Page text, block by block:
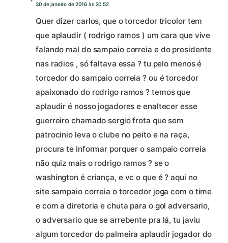
30 de janeiro de 2016 às 20:52
Quer dizer carlos, que o torcedor tricolor tem
que aplaudir ( rodrigo ramos ) um cara que vive
falando mal do sampaio correia e do presidente
nas radios , só faltava essa ? tu pelo menos é
torcedor do sampaio correia ? ou é torcedor
apaixonado do rodrigo ramos ? temos que
aplaudir é nosso jogadores e enaltecer esse
guerreiro chamado sergio frota que sem
patrocinio leva o clube no peito e na raça,
procura te informar porquer o sampaio correia
não quiz mais o rodrigo ramos ? se o
washington é criança, e vc o que é ? aqui no
site sampaio correia o torcedor joga com o time
e com a diretoria e chuta para o gol adversario,
o adversario que se arrebente pra lá, tu javiu
algum torcedor do palmeira aplaudir jogador do